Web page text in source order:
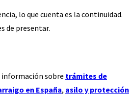
lo que cuenta es la continuidad.
de presentar.
información sobre trámites de
en España, asilo y protección